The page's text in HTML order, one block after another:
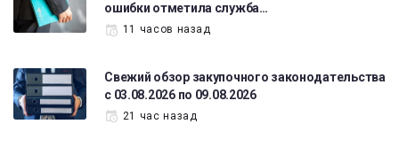
ошибки отметила служба…
11 часов назад
Свежий обзор закупочного законодательства
с 03.08.2026 по 09.08.2026
21 час назад